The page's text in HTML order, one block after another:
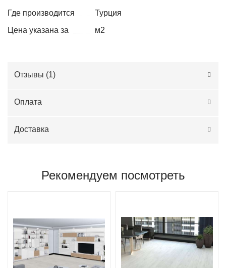
Где производится
Турция
Цена указана за
м2
Отзывы (1)
Оплата
Доставка
Рекомендуем посмотреть